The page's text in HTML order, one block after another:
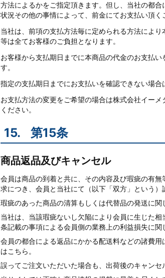
方法によるかをご指定頂きます。但し、当社の都
状況その他の事情によって、前金にてお支払い頂く
当社は、前項の支払方法毎に定められる方法によ
等は全てお客様のご負担となります。
お客様から支払期日までに本商品の代金のお支払
す。
指定の支払期日までにお支払いを確認できない場
お支払方法の変更をご希望の場合は株式会社イー
ください。
15. 第15条
商品返品及びキャンセル
会員は商品の到着と共に、その内容及び瑕疵の有
求につき、会員と当社にて（以下「双方」という）
瑕疵のあった商品の清算もしくは代替品の発送に
当社は、当該瑕疵ないし欠陥により会員に生じた
条記載の事項による会員側の業務上の利益損失に関
会員の都合による返品にかかる配送料などの諸費
はこちら 。
誤ってご注文いただいた場合も、出荷後のキャン